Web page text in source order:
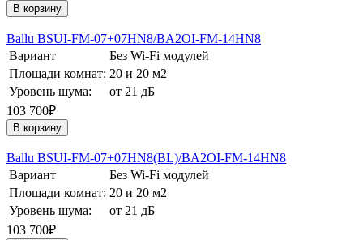
В корзину
Ballu BSUI-FM-07+07HN8/BA2OI-FM-14HN8
Вариант
Без Wi-Fi модулей
Площади комнат: 20 и 20 м2
Уровень шума:
от 21 дБ
103 700₽
В корзину
Ballu BSUI-FM-07+07HN8(BL)/BA2OI-FM-14HN8
Вариант
Без Wi-Fi модулей
Площади комнат: 20 и 20 м2
Уровень шума:
от 21 дБ
103 700₽